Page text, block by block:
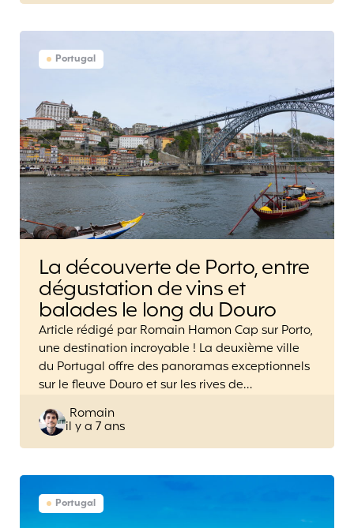
Portugal
La découverte de Porto, entre
dégustation de vins et
balades le long du Douro
Article rédigé par Romain Hamon Cap sur Porto,
une destination incroyable ! La deuxième ville
du Portugal offre des panoramas exceptionnels
sur le fleuve Douro et sur les rives de…
Posted
by
Romain
il y a 7 ans
Portugal